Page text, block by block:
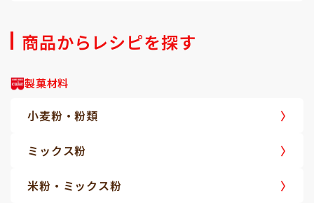
商品からレシピを探す
製菓材料
小麦粉・粉類
ミックス粉
米粉・ミックス粉